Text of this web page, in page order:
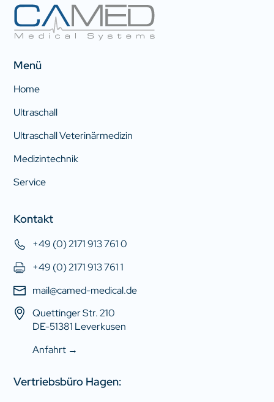
Menü
Home
Ultraschall
Ultraschall Veterinärmedizin
Medizintechnik
Service
Kontakt
+49 (0) 2171 913 761 0
+49 (0) 2171 913 761 1
mail@camed-medical.de
Quettinger Str. 210
DE-51381 Leverkusen
Anfahrt →
Vertriebsbüro Hagen: